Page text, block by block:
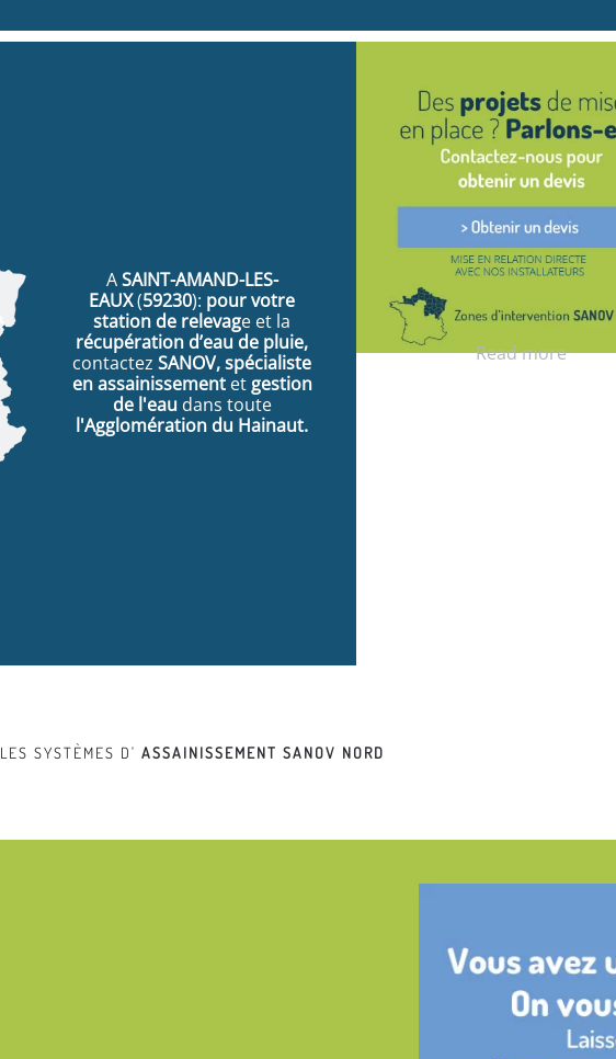
ASAINT-AMAND-LES-
EAUX(59230): pour votre
station de relevage et la
récupération d’eau de pluie,
contactez SANOV, spécialiste
en assainissement etgestion
de l'eau dans toute
l'Agglomération du Hainaut.
Read more
LES SYSTÈMES D' ASSAINISSEMENT SANOV NORD